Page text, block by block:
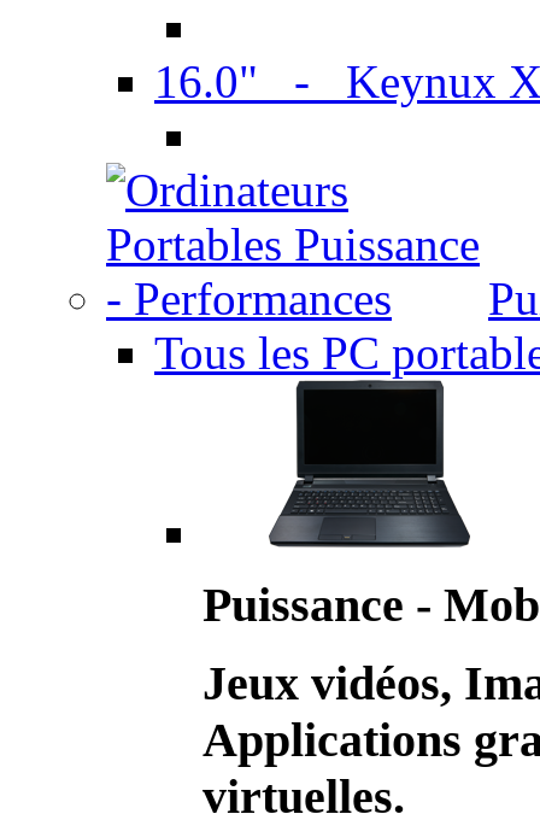
16.0" - Keynux
Tous les PC
Puissance -
Jeux vidéos,
Applications
virtuelles.